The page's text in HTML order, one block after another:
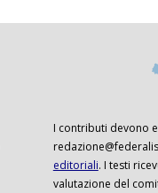
I contributi devono
editoriali. I testi
valutazione del